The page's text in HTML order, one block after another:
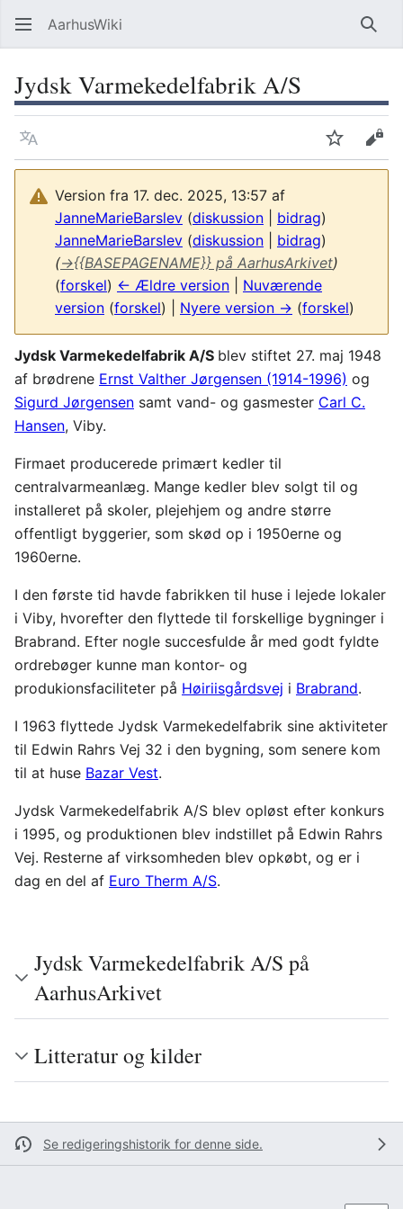
AarhusWiki Søg
Jydsk Varmekedelfabrik A/S
Sprog OvervågVis
Version fra 17. dec. 2025, 13:57 af
JanneMarieBarslev (diskussion bidrag)
JanneMarieBarslev (diskussion bidrag)
(→{{BASEPAGENAME}} på AarhusArkivet)
(forskel) ← Ældre version
Nuværende
version (forskel) | Nyere version → (forskel)
Jydsk Varmekedelfabrik A/S blev stiftet 27. maj 1948
af brødrene Ernst Valther Jørgensen (1914-1996) og
Sigurd Jørgensen samt vand- og gasmester Carl C.
Hansen, Viby.
Firmaet producerede primært kedler til
centralvarmeanlæg. Mange kedler blev solgt til og
installeret på skoler, plejehjem og andre større
offentligt byggerier, som skød op i 1950erne og
1960erne.
I den første tid havde fabrikken til huse i lejede lokaler
i Viby, hvorefter den flyttede til forskellige bygninger i
Brabrand. Efter nogle succesfulde år med godt fyldte
ordrebøger kunne man kontor- og
produkionsfaciliteter på Høiriisgårdsvej i Brabrand.
I 1963 flyttede Jydsk Varmekedelfabrik sine aktiviteter
til Edwin Rahrs Vej 32 i den bygning, som senere kom
til at huse Bazar Vest.
Jydsk Varmekedelfabrik A/S blev opløst efter konkurs
i 1995, og produktionen blev indstillet på Edwin Rahrs
Vej. Resterne af virksomheden blev opkøbt, og er i
dag en del af Euro Therm A/S.
Jydsk Varmekedelfabrik A/S på
AarhusArkivet
Litteratur og kilder
Se redigeringshistorik for denne side.